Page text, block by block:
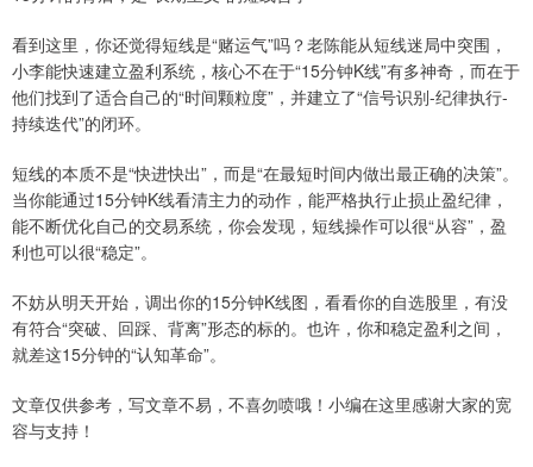
看到这里，你还觉得短线是“赌运气”吗？老陈能从短线迷局中突围，
小李能快速建立盈利系统，核心不在于“15分钟K线”有多神奇，而在于
他们找到了适合自己的“时间颗粒度”，并建立了“信号识别-纪律执行-
持续迭代”的闭环。
短线的本质不是“快进快出”，而是“在最短时间内做出最正确的决策”。
当你能通过15分钟K线看清主力的动作，能严格执行止损止盈纪律，
能不断优化自己的交易系统，你会发现，短线操作可以很“从容”，盈
利也可以很“稳定”。
不妨从明天开始，调出你的15分钟K线图，看看你的自选股里，有没
有符合“突破、回踩、背离”形态的标的。也许，你和稳定盈利之间，
就差这15分钟的“认知革命”。
文章仅供参考，写文章不易，不喜勿喷哦！小编在这里感谢大家的宽
容与支持！